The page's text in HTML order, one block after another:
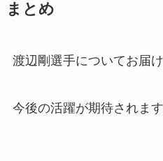
まとめ
渡辺剛選手についてお届け
今後の活躍が期待されます